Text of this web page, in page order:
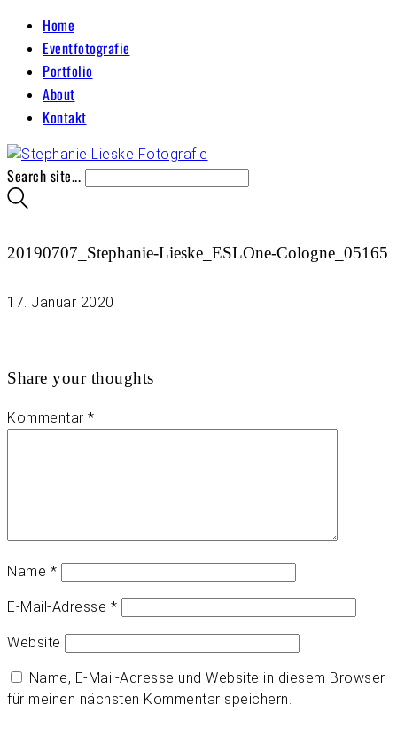
Home
Eventfotografie
Portfolio
About
Kontakt
Search site...
20190707_Stephanie-Lieske_ESLOne-Cologne_05165
17. Januar 2020
Share your thoughts
Kommentar *
Name *
E-Mail-Adresse *
Website
Name, E-Mail-Adresse und Website in diesem Browser
für meinen nächsten Kommentar speichern.